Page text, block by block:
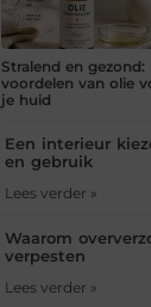
Stralend en gezond:
voordelen van olie
je huid
Een interieur
en gebruik
Lees verder »
Waarom
verpesten
Lees verder »